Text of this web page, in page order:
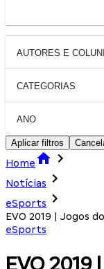
AUTORES E
CATEGORIAS
ANO
Aplicar filtros
Home
Notícias
eSports
EVO 2019 | Jogos
eSports
EVO